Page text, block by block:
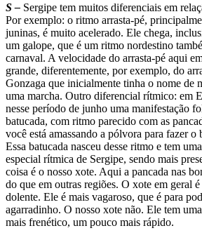
S – Sergipe tem muitos diferenciais em
Por exemplo: o ritmo arrasta-pé,
juninas, é muito acelerado. Ele chega,
um galope, que é um ritmo nordestino
carnaval. A velocidade do arrasta-pé aqui
grande, diferentemente, por exemplo, do
Gonzaga que inicialmente tinha o nome de
uma marcha. Outro diferencial rítmico: em
nesse período de junho uma manifestação
batucada, com ritmo parecido com as
você está amassando a pólvora para fazer o
Essa batucada nasceu desse ritmo e tem
especial rítmica de Sergipe, sendo mais
coisa é o nosso xote. Aqui a pancada nas
do que em outras regiões. O xote em geral
dolente. Ele é mais vagaroso, que é para
agarradinho. O nosso xote não. Ele tem
mais frenético, um pouco mais rápido.